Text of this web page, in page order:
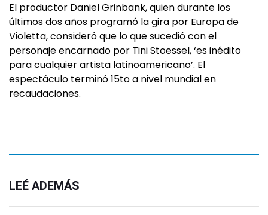
El productor Daniel Grinbank, quien durante los
últimos dos años programó la gira por Europa de
Violetta, consideró que lo que sucedió con el
personaje encarnado por Tini Stoessel, ‘es inédito
para cualquier artista latinoamericano’. El
espectáculo terminó 15to a nivel mundial en
recaudaciones.
LEÉ ADEMÁS